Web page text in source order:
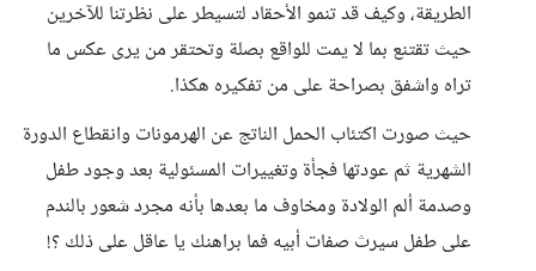
الطريقة، وكيف قد تنمو الأحقاد لتسيطر على نظرتنا للآخرين
حيث تقتنع بما لا يمت للواقع بصلة وتحتقر من يرى عكس ما
تراه واشفق بصراحة على من تفكيره هكذا.
حيث صورت اكتئاب الحمل الناتج عن الهرمونات وانقطاع الدورة
الشهرية ثم عودتها فجأة وتغييرات المسئولية بعد وجود طفل
وصدمة ألم الولادة ومخاوف ما بعدها بأنه مجرد شعور بالندم
على طفل سيرث صفات أبيه فما براهنك يا عاقل على ذلك ؟!